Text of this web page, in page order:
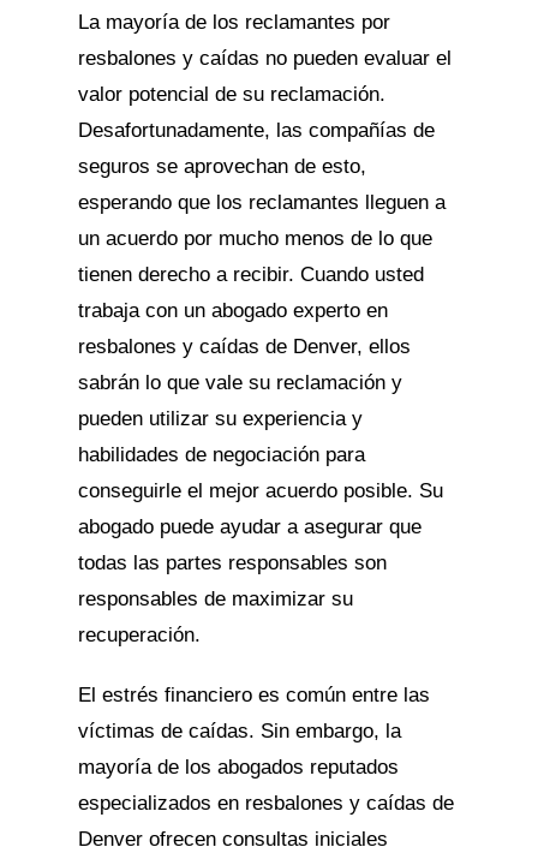
La mayoría de los reclamantes por
resbalones y caídas no pueden evaluar el
valor potencial de su reclamación.
Desafortunadamente, las compañías de
seguros se aprovechan de esto,
esperando que los reclamantes lleguen a
un acuerdo por mucho menos de lo que
tienen derecho a recibir. Cuando usted
trabaja con un abogado experto en
resbalones y caídas de Denver, ellos
sabrán lo que vale su reclamación y
pueden utilizar su experiencia y
habilidades de negociación para
conseguirle el mejor acuerdo posible. Su
abogado puede ayudar a asegurar que
todas las partes responsables son
responsables de maximizar su
recuperación.
El estrés financiero es común entre las
víctimas de caídas. Sin embargo, la
mayoría de los abogados reputados
especializados en resbalones y caídas de
Denver ofrecen consultas iniciales